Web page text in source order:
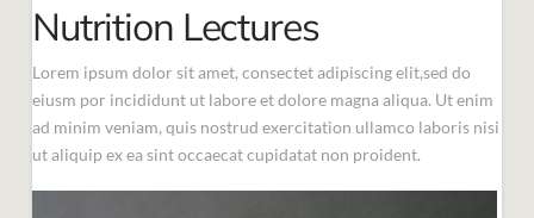
Nutrition Lectures
Lorem ipsum dolor sit amet, consectet adipiscing elit,sed do
eiusm por incididunt ut labore et dolore magna aliqua. Ut enim
ad minim veniam, quis nostrud exercitation ullamco laboris nisi
ut aliquip ex ea sint occaecat cupidatat non proident.